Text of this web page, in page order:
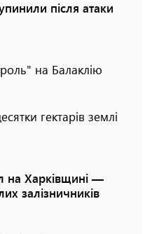
після атаки
на Балаклію
гектарів землі
на Харківщині —
залізничників